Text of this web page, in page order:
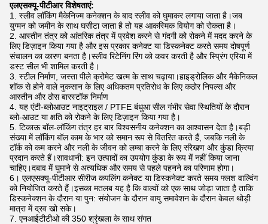
एलएसक्यू-पीटीआर विशेषताएं:
1. स्लीव लॉकिंग मैकेनिज्म कनेक्शन के बाद स्लीव को घुमाकर लगाया जाता है।जब
युग्मन को जमीन के साथ घसीटा जाता है तो यह आकस्मिक वियोग को रोकता है।
2. आस्तीन तंत्र को आंतरिक तंत्र में प्रवेश करने से गंदगी को रोकने में मदद करने के
लिए डिज़ाइन किया गया है और इस प्रकार कनेक्ट या डिस्कनेक्ट करते समय दोषपूर्ण
संचालन का कारण बनता है।स्लीव रिटेनिंग रिंग को कवर करती है और स्प्रिंग एरिया में
डस्ट सील भी शामिल करती है।
3. स्टील निर्माण, जस्ता पीले क्रोमेट खत्म के साथ चढ़ाया।हाइड्रोलिक और मैकेनिकल
शॉक से होने वाले नुकसान के लिए अधिकतम प्रतिरोध के लिए कठोर निपल्स और
आस्तीन और ठोस बारस्टॉक निर्माण
4. यह एंटी-ब्लोआउट नाइट्राइल / PTFE बंधुआ सील गंभीर सेवा स्थितियों के दौरान
ब्लो-आउट या क्षति को रोकने के लिए डिज़ाइन किया गया है।
5. टिकाऊ बॉल-लॉकिंग तंत्र हर बार विश्वसनीय कनेक्शन का आश्वासन देता है।बड़ी
संख्या में लॉकिंग बॉल काम के भार को समान रूप से वितरित करते हैं, जबकि नली के
टॉर्क को कम करने और नली के जीवन को लम्बा करने के लिए संरेखण और कुंडा क्रिया
प्रदान करते हैं।सावधानी: इन उत्पादों का उपयोग कुंडा के रूप में नहीं किया जाना
चाहिए।दबाव में घुमाने से अत्यधिक और समय से पहले पहनने का परिणाम होगा।
6। एलएसक्यू-पीटीआर सीरीज कपलिंग कनेक्ट या डिस्कनेक्ट करते समय फ्लश वाल्विंग
को नियोजित करते हैं।इसका मतलब यह है कि वाल्वों को एक साथ जोड़ा जाता है ताकि
डिस्कनेक्शन के दौरान या पुन: संयोजन के दौरान वायु समावेशन के दौरान केवल थोड़ी
मात्रा में द्रव खो सके।
7. एनआईटीटीओ की 350 श्रृंखला के साथ संगत